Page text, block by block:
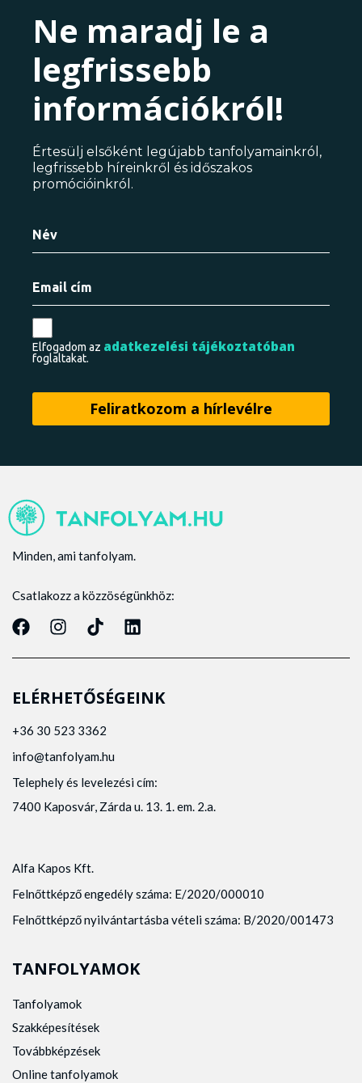
Ne maradj le a
legfrissebb
információkról!
Értesülj elsőként legújabb tanfolyamainkról,
legfrissebb híreinkről és időszakos
promócióinkról.
Elfogadom az adatkezelési tájékoztatóban
foglaltakat.
Minden, ami tanfolyam.
Csatlakozz a közzöségünkhöz:
ELÉRHETŐSÉGEINK
+36 30 523 3362
info@tanfolyam.hu
Telephely és levelezési cím:
7400 Kaposvár, Zárda u. 13. 1. em. 2.a.
Alfa Kapos Kft.
Felnőttképző engedély száma: E/2020/000010
Felnőttképző nyilvántartásba vételi száma: B/2020/001473
TANFOLYAMOK
Tanfolyamok
Szakképesítések
Továbbképzések
Online tanfolyamok